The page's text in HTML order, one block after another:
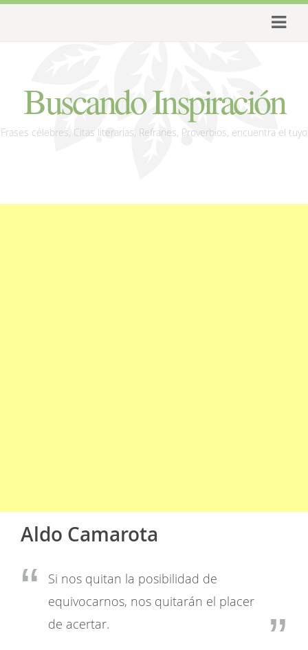
Buscando Inspiración
Frases célebres, Citas literarias, Refranes, Proverbios, encuentra el tuyo
Aldo Camarota
Si nos quitan la posibilidad de
equivocarnos, nos quitarán el placer
de acertar.